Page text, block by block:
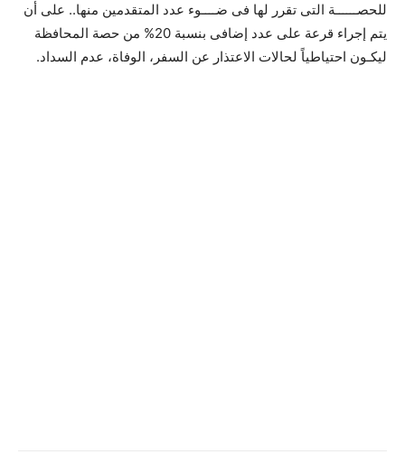
للحصــــــة التى تقرر لها فى ضــــوء عدد المتقدمين منها.. على أن
يتم إجراء قرعة على عدد إضافى بنسبة 20% من حصة المحافظة
ليكـون احتياطياً لحالات الاعتذار عن السفر، الوفاة، عدم السداد.